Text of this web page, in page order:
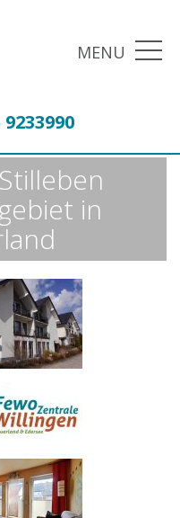
MENU
9233990
in Willingen / Sauerland
in